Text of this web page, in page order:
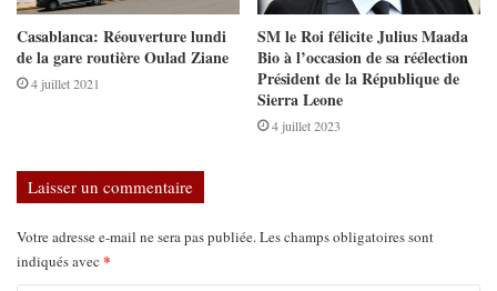
Casablanca: Réouverture lundi
de la gare routière Oulad Ziane
4 juillet 2021
SM le Roi félicite Julius Maada
Bio à l’occasion de sa réélection
Président de la République de
Sierra Leone
4 juillet 2023
Laisser un commentaire
Votre adresse e-mail ne sera pas publiée.Les champs obligatoires sont
indiqués avec *